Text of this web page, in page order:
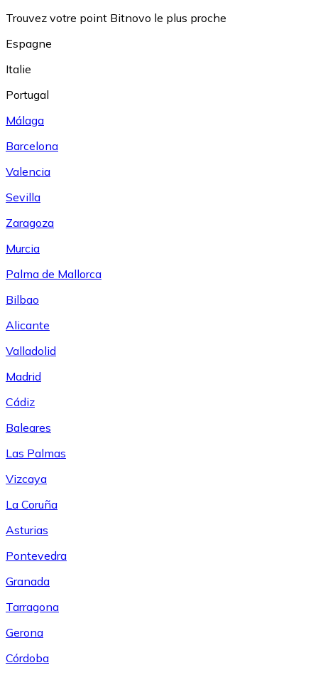
Trouvez votre point Bitnovo le plus proche
Espagne
Italie
Portugal
Málaga
Barcelona
Valencia
Sevilla
Zaragoza
Murcia
Palma de Mallorca
Bilbao
Alicante
Valladolid
Madrid
Cádiz
Baleares
Las Palmas
Vizcaya
La Coruña
Asturias
Pontevedra
Granada
Tarragona
Gerona
Córdoba